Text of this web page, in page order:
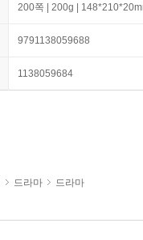
200쪽 | 200g |
9791138059688
1138059684
드라마 드라마